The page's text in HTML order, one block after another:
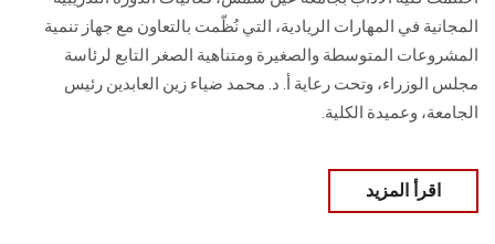
المجانية في المهارات الريادية، التي نُظّمت بالتعاون مع جهاز تنمية
المشروعات المتوسطة والصغيرة ومتناهية الصغر التابع لرئاسة
مجلس الوزراء، وتحت رعاية أ. د. محمد ضياء زين العابدين رئيس
الجامعة، وعميدة الكلية.
اقرأ المزيد